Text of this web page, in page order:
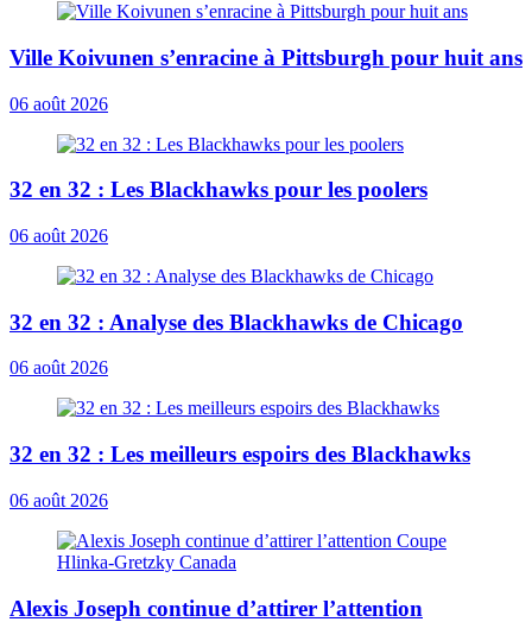
Ville Koivunen s’enracine à Pittsburgh pour huit ans
06 août 2026
32 en 32 : Les Blackhawks pour les poolers
06 août 2026
32 en 32 : Analyse des Blackhawks de Chicago
06 août 2026
32 en 32 : Les meilleurs espoirs des Blackhawks
06 août 2026
Alexis Joseph continue d’attirer l’attention